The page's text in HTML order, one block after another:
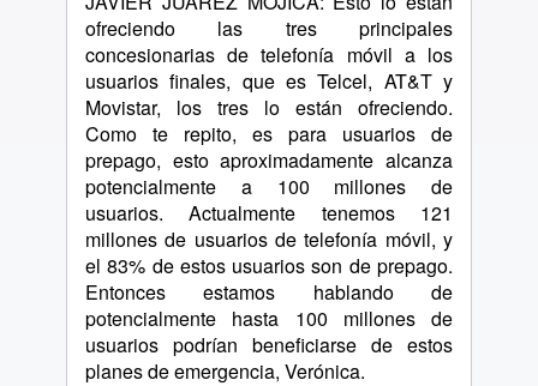
ofreciendo las tres principales
concesionarias de telefonía móvil a los
usuarios finales, que es Telcel, AT&T y
Movistar, los tres lo están ofreciendo.
Como te repito, es para usuarios de
prepago, esto aproximadamente alcanza
potencialmente a 100 millones de
usuarios. Actualmente tenemos 121
millones de usuarios de telefonía móvil, y
el 83% de estos usuarios son de prepago.
Entonces estamos hablando de
potencialmente hasta 100 millones de
usuarios podrían beneficiarse de estos
planes de emergencia, Verónica.